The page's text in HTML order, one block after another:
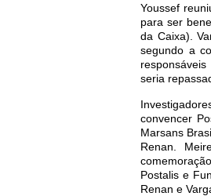
Youssef
para ser
da Caixa).
segundo a
seria
convencer
Marsans
Renan.
Postalis e
Renan e